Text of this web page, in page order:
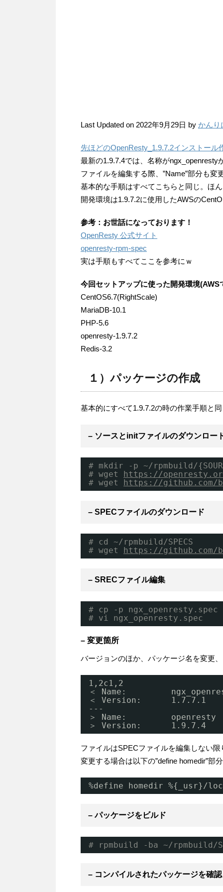
Last Updated on 2022年9月29日 by かんり
先ほどのOpenResty_1.9.7.2インストール
最新の1.9.7.4では、名称がngx_openresty
ファイルを編集する際、”Name”部分も変
基本的な手順はすべてこちらと同じ。ほ
開発環境は1.9.7.2に使用したAWSの
参考：お世話になっております！
OpenResty 公式サイト
openresty-rpm-spec
実は手順もすべてここを参考にｗ
今回セットアップに使った開発環境(AWS
CentOS6.7(RightScale)
MariaDB-10.1
PHP-5.6
openresty-1.9.7.2
Redis-3.2
１）パッケージの作成
基本的にすべて1.9.7.2の時の作業手順と
– ソースとinitファイルのダウンロー
# mkdir -p ~/rpmbuild/
# wget https://
# wget https://github.com/
– SPECファイルのダウンロード
# cd ~/rpmbuild/SPECS
# wget https://github.com/
– SRECファイル編集
# cp -p ngx_openresty.spec
# vi ngx_openresty.spec
– 変更箇所
バージョンのほか、パッケージ名を変更
1,2c1,2
＜ Name:
＜ Version:      1.7.7.1
---
＞ Name:         openresty
＞ Version:      1.9.7.4
ファイルはSPECファイルを編集しない
変更する場合は以下の”define homedir”部
%define homedir %{_usr}/
– パッケージをビルド
# rpmbuild -ba ~/rpmbuild/
– コンパイルされたパッケージを確認